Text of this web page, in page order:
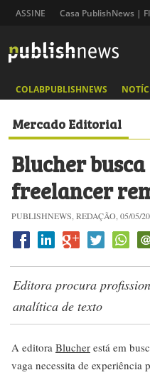
ASSINE Casa PublishNews |
COLABPUBLISHNEWS
Mercado Editorial
Blucher
freelancer
PUBLISHNEWS, REDAÇÃO, 05/05/
Editora procura
analítica de texto
A editora Blucher está em
vaga necessita de experiência